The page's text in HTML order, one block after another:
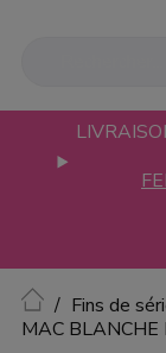
Accueil
Fins de
MAC BLANCHE